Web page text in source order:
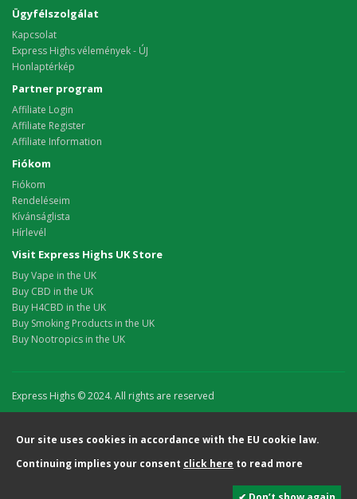
Ügyfélszolgálat
Kapcsolat
Express Highs vélemények - ÚJ
Honlaptérkép
Partner program
Affiliate Login
Affiliate Register
Affiliate Information
Fiókom
Fiókom
Rendeléseim
Kívánságlista
Hírlevél
Visit Express Highs UK Store
Buy Vape in the UK
Buy CBD in the UK
Buy H4CBD in the UK
Buy Smoking Products in the UK
Buy Nootropics in the UK
Express Highs © 2024. All rights are reserved
Our site uses cookies in accordance with the EU cookie law.
Continuing implies your consent click here to read more